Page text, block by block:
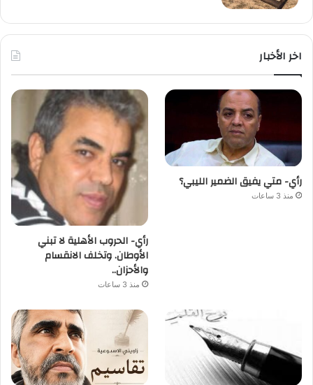
اخر الأخبار
رأي- متي يفيق الضمير الليبي؟
منذ 3 ساعات
رأي- الحروب الأهلية لا تبني
الأوطان. وتخلف الانقسام
والأحزان..
منذ 3 ساعات